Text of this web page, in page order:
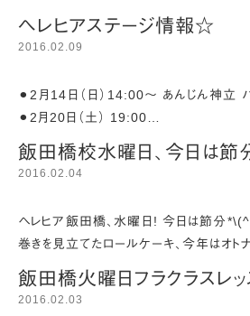
ヘレヒアステージ情報☆
2016.02.09
⚫︎2月14日（日）14:00～ あんじん神立
⚫︎2月20日（土） 19:00…
飯田橋校水曜日、今日は節
2016.02.04
ヘレヒア飯田橋、水曜日! 今日は節分
巻きを見立てたロールケーキ、今年はオト
飯田橋火曜日フラクラスレッ
2016.02.03